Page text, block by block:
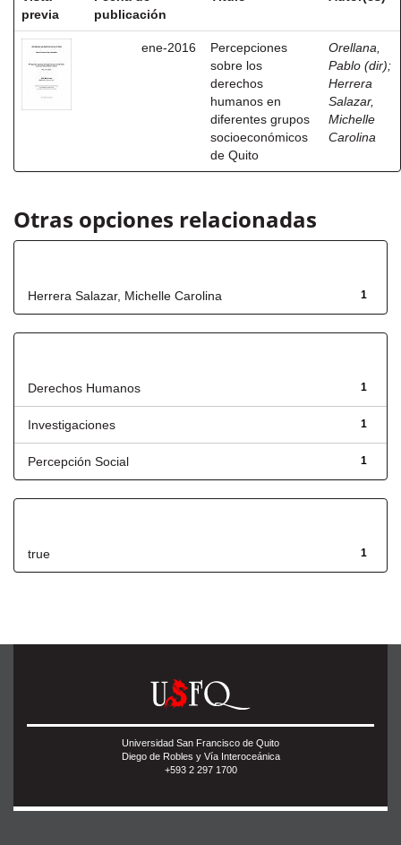
previa
publicación
ene-2016
Percepciones
sobre los
derechos
humanos en
diferentes grupos
socioeconómicos
de Quito
Orellana,
Pablo (dir);
Herrera
Salazar,
Michelle
Carolina
Otras opciones relacionadas
1
Herrera Salazar, Michelle Carolina
1
Derechos Humanos
1
Investigaciones
1
Percepción Social
1
true
Universidad San Francisco de Quito
Diego de Robles y Vía Interoceánica
+593 2 297 1700